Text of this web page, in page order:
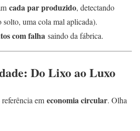
cada par produzido, detectando
uma cola mal aplicada).
com falha saindo da fábrica.
Do Lixo ao Luxo
em economia circular. Olha